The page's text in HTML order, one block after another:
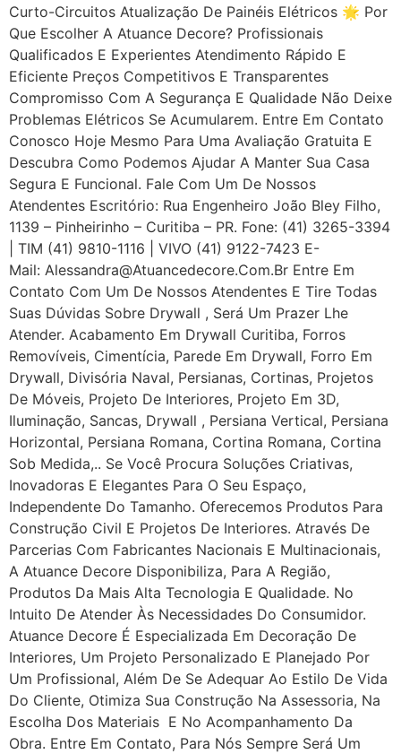
Curto-Circuitos Atualização De Painéis Elétricos 🌟 Por
Que Escolher A Atuance Decore? Profissionais
Qualificados E Experientes Atendimento Rápido E
Eficiente Preços Competitivos E Transparentes
Compromisso Com A Segurança E Qualidade Não Deixe
Problemas Elétricos Se Acumularem. Entre Em Contato
Conosco Hoje Mesmo Para Uma Avaliação Gratuita E
Descubra Como Podemos Ajudar A Manter Sua Casa
Segura E Funcional. Fale Com Um De Nossos
Atendentes Escritório: Rua Engenheiro João Bley Filho,
1139 – Pinheirinho – Curitiba – PR. Fone: (41) 3265-3394
| TIM (41) 9810-1116 | VIVO (41) 9122-7423 E-
Mail: Alessandra@atuancedecore.com.br Entre Em
Contato Com Um De Nossos Atendentes E Tire Todas
Suas Dúvidas Sobre Drywall ‎, Será Um Prazer Lhe
Atender. Acabamento Em Drywall Curitiba, Forros
Removíveis, Cimentícia, Parede Em Drywall, Forro Em
Drywall, Divisória Naval, Persianas, Cortinas, Projetos
De Móveis, Projeto De Interiores, Projeto Em 3D,
Iluminação, Sancas, Drywall , Persiana Vertical, Persiana
Horizontal, Persiana Romana, Cortina Romana, Cortina
Sob Medida,.. Se Você Procura Soluções Criativas,
Inovadoras E Elegantes Para O Seu Espaço,
Independente Do Tamanho. Oferecemos Produtos Para
Construção Civil E Projetos De Interiores. Através De
Parcerias Com Fabricantes Nacionais E Multinacionais,
A Atuance Decore Disponibiliza, Para A Região,
Produtos Da Mais Alta Tecnologia E Qualidade. No
Intuito De Atender Às Necessidades Do Consumidor.
Atuance Decore É Especializada Em Decoração De
Interiores, Um Projeto Personalizado E Planejado Por
Um Profissional, Além De Se Adequar Ao Estilo De Vida
Do Cliente, Otimiza Sua Construção Na Assessoria, Na
Escolha Dos Materiais E No Acompanhamento Da
Obra. Entre Em Contato, Para Nós Sempre Será Um